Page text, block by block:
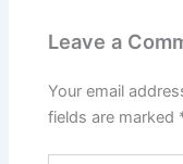
Leave a
Your email
fields are marked